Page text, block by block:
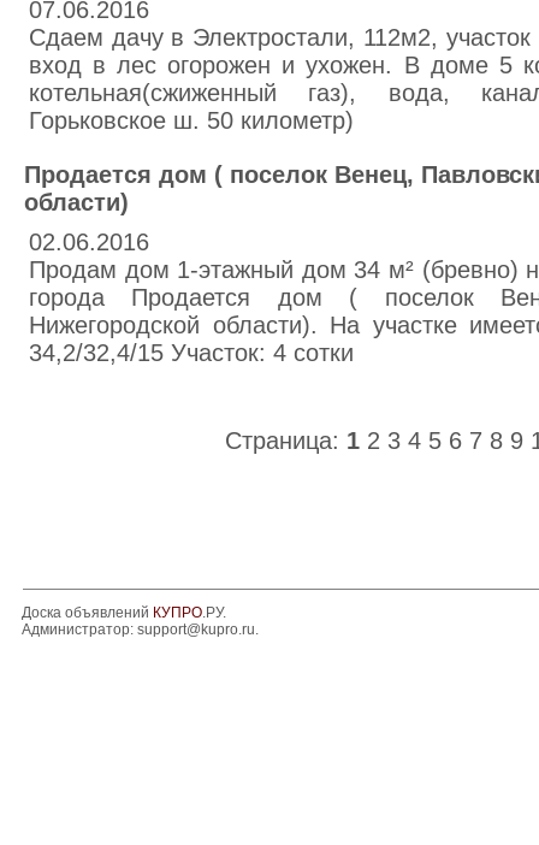
07.06.2016
Сдаем дачу в Электростали, 112м2,
вход в лес огорожен и ухожен. В доме 5
котельная(сжиженный газ), вода,
Горьковское ш. 50 километр)
Продается дом ( поселок Венец,
области)
02.06.2016
Продам дом 1-этажный дом 34 м² (бревно)
города Продается дом ( поселок
Нижегородской области). На участке
34,2/32,4/15 Участок: 4 сотки
Страница: 1 2 3 4 5 6 7 8 9
Доска объявлений КУПРО.РУ.
Администратор: support@kupro.ru.